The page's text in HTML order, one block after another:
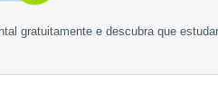
gratuitamente e descubra que estudar